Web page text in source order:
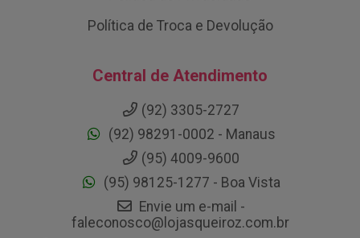
Política de Troca e Devolução
Central de Atendimento
(92) 3305-2727
(92) 98291-0002 - Manaus
(95) 4009-9600
(95) 98125-1277 - Boa Vista
Envie um e-mail -
faleconosco@lojasqueiroz.com.br